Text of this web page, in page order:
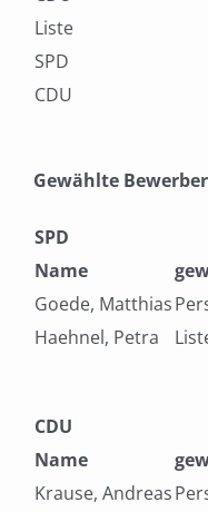
Liste
SPD
CDU
Gewählte
SPD
Name
Goede, Matthias
Haehnel, Petra
CDU
Name
Krause, Andreas